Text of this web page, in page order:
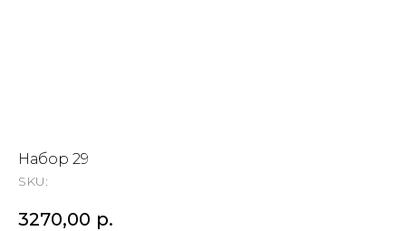
Набор 29
SKU:
3270,00 р.